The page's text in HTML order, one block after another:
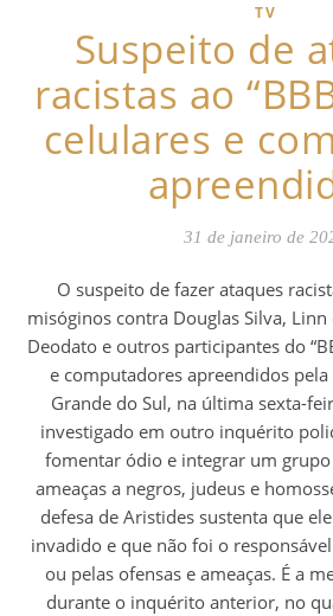
TV
Suspeito de
racistas ao
celulares e
31 de janeiro de
O suspeito de fazer ataques racistas, transfóbicos e
misóginos contra Douglas Silva,
Deodato e outros participantes do
e computadores apreendidos
Grande do Sul, na última sexta-
investigado em outro inquérito
fomentar ódio e integrar um
ameaças a negros, judeus e
defesa de Aristides sustenta que
invadido e que não foi o
ou pelas ofensas e ameaças. É a
durante o inquérito anterior, no